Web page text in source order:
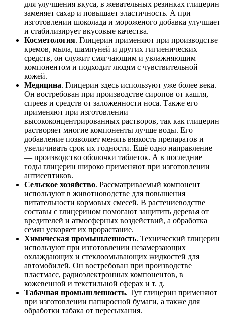
для улучшения вкуса, в жевательных резинках глицерин
заменяет сахар и повышает эластичность. А при
изготовлении шоколада и мороженого добавка улучшает
и стабилизирует вкусовые качества.
Косметология. Глицерин применяют при производстве
кремов, мыла, шампуней и других гигиенических
средств, он служит смягчающим и увлажняющим
компонентом и подходит людям с чувствительной
кожей.
Медицина. Глицерин здесь используют уже более века.
Он востребован при производстве сиропов от кашля,
спреев и средств от заложенности носа. Также его
применяют при изготовлении
высококонцентрированных растворов, так как глицерин
растворяет многие компоненты лучше воды. Его
добавление позволяет менять вязкость препаратов и
увеличивать срок их годности. Ещё одно направление
— производство оболочки таблеток. А в последние
годы глицерин широко применяют при изготовлении
антисептиков.
Сельское хозяйство. Рассматриваемый компонент
используют в животноводстве для повышения
питательности кормовых смесей. В растениеводстве
составы с глицерином помогают защитить деревья от
вредителей и атмосферных воздействий, а обработка
семян ускоряет их прорастание.
Химическая промышленность. Технический глицерин
используют при изготовлении незамерзающих
охлаждающих и стеклоомывающих жидкостей для
автомобилей. Он востребован при производстве
пластмасс, радиоэлектронных компонентов, в
кожевенной и текстильной сферах и т. д.
Табачная промышленность. Тут глицерин применяют
при изготовлении папиросной бумаги, а также для
обработки табака от пересыхания.